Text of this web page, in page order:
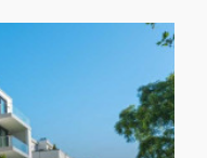
2025-04-03